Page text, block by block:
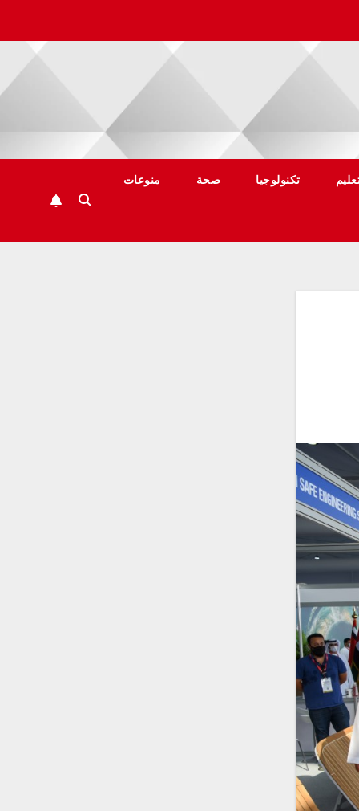
تكنولوجيا صحة منوعات